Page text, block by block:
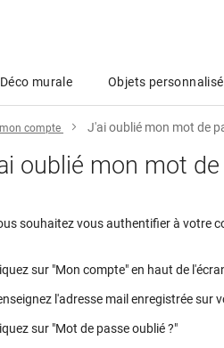
Déco murale Objets
compte J'ai oublié mon mot de
oublié mon mot
souhaitez vous authentifier à votre
sur "Mon compte" en haut de
l'adresse mail enregistrée sur
sur "Mot de passe oublié ?"